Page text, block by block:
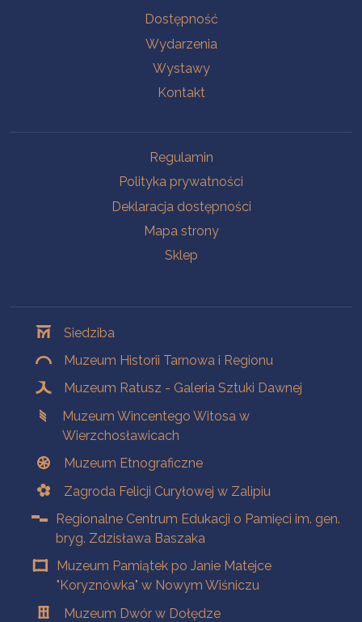
Dostępność
Wydarzenia
Wystawy
Kontakt
Regulamin
Polityka prywatności
Deklaracja dostępności
Mapa strony
Sklep
Siedziba
Muzeum Historii Tarnowa i Regionu
Muzeum Ratusz - Galeria Sztuki Dawnej
Muzeum Wincentego Witosa w
Wierzchosławicach
Muzeum Etnograficzne
Zagroda Felicji Curyłowej w Zalipiu
Regionalne Centrum Edukacji o Pamięci im. gen.
bryg. Zdzisława Baszaka
Muzeum Pamiątek po Janie Matejce
"Koryznówka" w Nowym Wiśniczu
Muzeum Dwór w Dołędze